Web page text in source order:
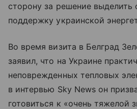
сторону за решение выделить
поддержку украинской
Во время визита в Белград
заявил, что на Украине
неповрежденных тепловых
в интервью Sky News он
готовиться к «очень тяжелой